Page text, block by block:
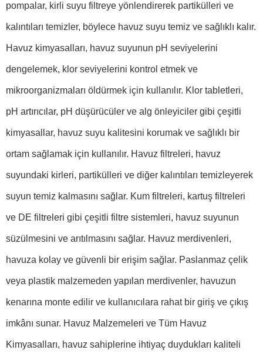
pompalar, kirli suyu filtreye yönlendirerek partikülleri ve
kalıntıları temizler, böylece havuz suyu temiz ve sağlıklı kalır.
Havuz kimyasalları, havuz suyunun pH seviyelerini
dengelemek, klor seviyelerini kontrol etmek ve
mikroorganizmaları öldürmek için kullanılır. Klor tabletleri,
pH artırıcılar, pH düşürücüler ve alg önleyiciler gibi çeşitli
kimyasallar, havuz suyu kalitesini korumak ve sağlıklı bir
ortam sağlamak için kullanılır. Havuz filtreleri, havuz
suyundaki kirleri, partikülleri ve diğer kalıntıları temizleyerek
suyun temiz kalmasını sağlar. Kum filtreleri, kartuş filtreleri
ve DE filtreleri gibi çeşitli filtre sistemleri, havuz suyunun
süzülmesini ve arıtılmasını sağlar. Havuz merdivenleri,
havuza kolay ve güvenli bir erişim sağlar. Paslanmaz çelik
veya plastik malzemeden yapılan merdivenler, havuzun
kenarına monte edilir ve kullanıcılara rahat bir giriş ve çıkış
imkânı sunar. Havuz Malzemeleri ve Tüm Havuz
Kimyasalları, havuz sahiplerine ihtiyaç duydukları kaliteli